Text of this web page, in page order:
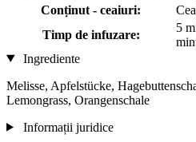
Conținut - ceaiuri:
Timp de infuzare:
5
Ingrediente
Melisse, Apfelstücke,
Lemongrass, Orangenschale
Informații juridice